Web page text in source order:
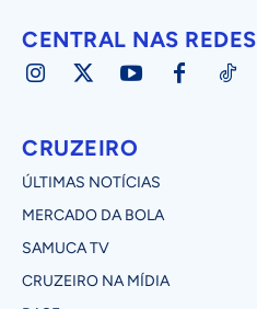
CENTRAL NAS REDES
CRUZEIRO
ÚLTIMAS NOTÍCIAS
MERCADO DA BOLA
SAMUCA TV
CRUZEIRO NA MÍDIA